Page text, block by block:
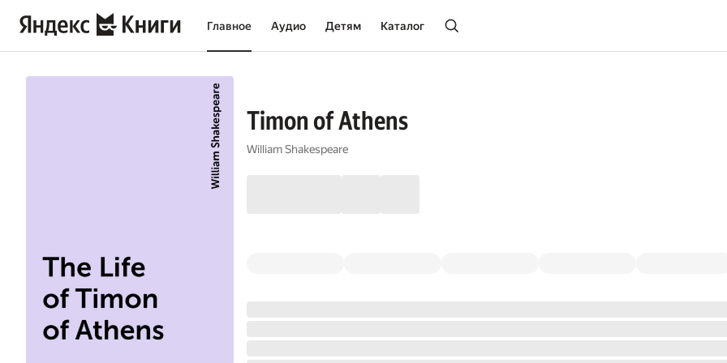
Главное Аудио Детям Каталог
Timon of Athens
William Shakespeare